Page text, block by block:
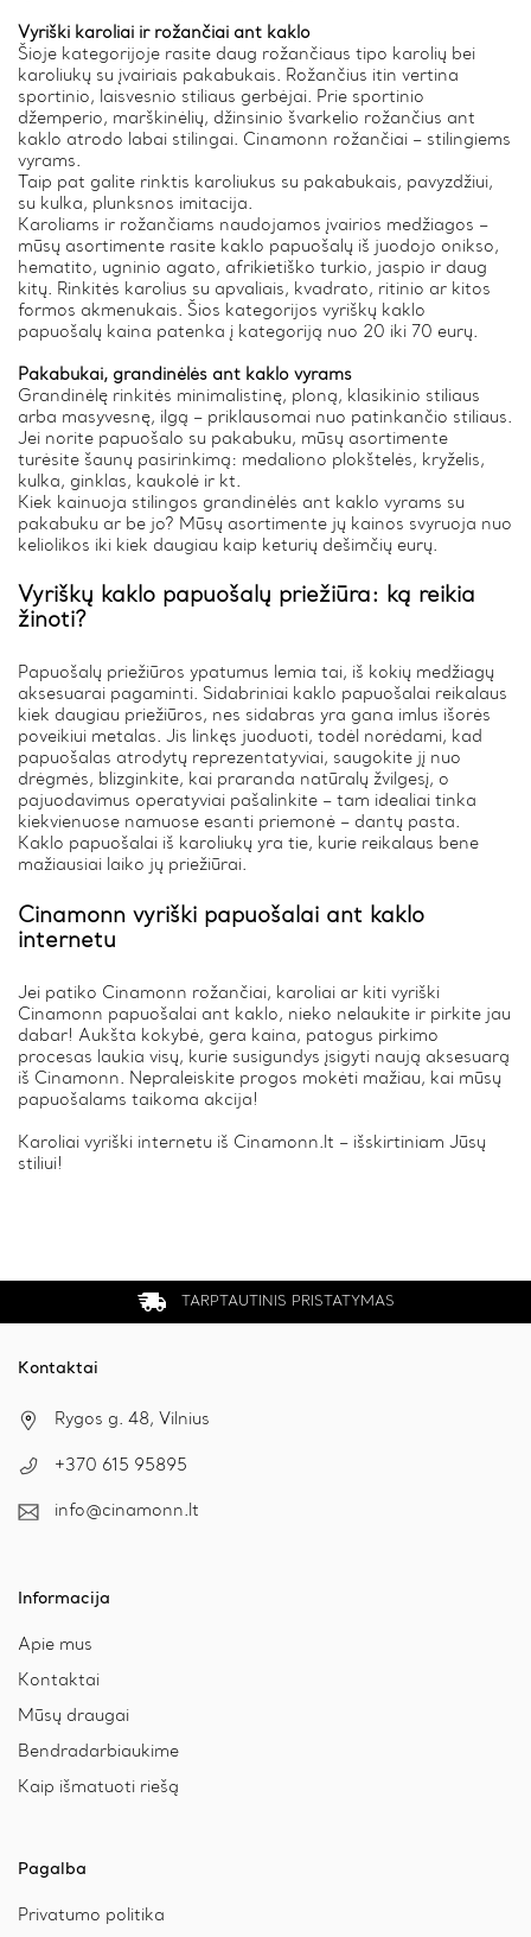
Vyriški karoliai ir rožančiai ant kaklo
Šioje kategorijoje rasite daug rožančiaus tipo karolių bei
karoliukų su įvairiais pakabukais. Rožančius itin vertina
sportinio, laisvesnio stiliaus gerbėjai. Prie sportinio
džemperio, marškinėlių, džinsinio švarkelio rožančius ant
kaklo atrodo labai stilingai. Cinamonn rožančiai – stilingiems
vyrams.
Taip pat galite rinktis karoliukus su pakabukais, pavyzdžiui,
su kulka, plunksnos imitacija.
Karoliams ir rožančiams naudojamos įvairios medžiagos –
mūsų asortimente rasite kaklo papuošalų iš juodojo onikso,
hematito, ugninio agato, afrikietiško turkio, jaspio ir daug
kitų. Rinkitės karolius su apvaliais, kvadrato, ritinio ar kitos
formos akmenukais. Šios kategorijos vyriškų kaklo
papuošalų kaina patenka į kategoriją nuo 20 iki 70 eurų.
Pakabukai, grandinėlės ant kaklo vyrams
Grandinėlę rinkitės minimalistinę, ploną, klasikinio stiliaus
arba masyvesnę, ilgą – priklausomai nuo patinkančio stiliaus.
Jei norite papuošalo su pakabuku, mūsų asortimente
turėsite šaunų pasirinkimą: medaliono plokštelės, kryželis,
kulka, ginklas, kaukolė ir kt.
Kiek kainuoja stilingos grandinėlės ant kaklo vyrams su
pakabuku ar be jo? Mūsų asortimente jų kainos svyruoja nuo
keliolikos iki kiek daugiau kaip keturių dešimčių eurų.
Vyriškų kaklo papuošalų priežiūra: ką reikia
žinoti?
Papuošalų priežiūros ypatumus lemia tai, iš kokių medžiagų
aksesuarai pagaminti. Sidabriniai kaklo papuošalai reikalaus
kiek daugiau priežiūros, nes sidabras yra gana imlus išorės
poveikiui metalas. Jis linkęs juoduoti, todėl norėdami, kad
papuošalas atrodytų reprezentatyviai, saugokite jį nuo
drėgmės, blizginkite, kai praranda natūralų žvilgesį, o
pajuodavimus operatyviai pašalinkite – tam idealiai tinka
kiekvienuose namuose esanti priemonė – dantų pasta.
Kaklo papuošalai iš karoliukų yra tie, kurie reikalaus bene
mažiausiai laiko jų priežiūrai.
Cinamonn vyriški papuošalai ant kaklo
internetu
Jei patiko Cinamonn rožančiai, karoliai ar kiti vyriški
Cinamonn papuošalai ant kaklo, nieko nelaukite ir pirkite jau
dabar! Aukšta kokybė, gera kaina, patogus pirkimo
procesas laukia visų, kurie susigundys įsigyti naują aksesuarą
iš Cinamonn. Nepraleiskite progos mokėti mažiau, kai mūsų
papuošalams taikoma akcija!
Karoliai vyriški internetu iš Cinamonn.lt – išskirtiniam Jūsų
stiliui!
TARPTAUTINIS PRISTATYMAS
Kontaktai
Rygos g. 48, Vilnius
+370 615 95895
info@cinamonn.lt
Informacija
Apie mus
Kontaktai
Mūsų draugai
Bendradarbiaukime
Kaip išmatuoti riešą
Pagalba
Privatumo politika